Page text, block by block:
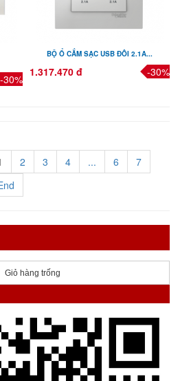
-30%
BỘ Ổ CẮM SẠC USB ĐÔI 2.1A...
1.317.470 đ -30%
2 3 4 ... 6
7
Giỏ hàng trống